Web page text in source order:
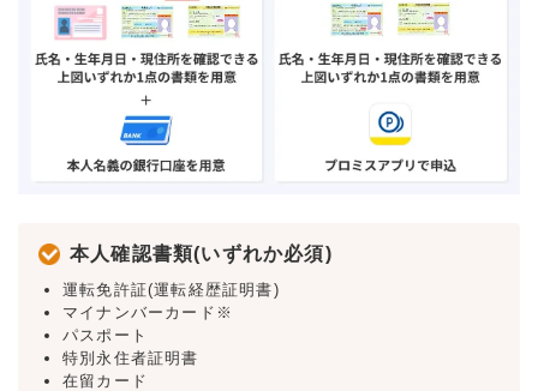
本人確認書類(いずれか必須)
運転免許証(運転経歴証明書)
マイナンバーカード※
パスポート
特別永住者証明書
在留カード